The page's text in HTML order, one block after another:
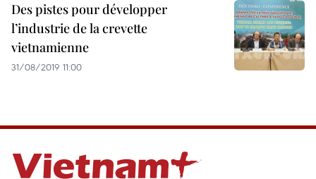
Des pistes pour développer
l’industrie de la crevette
vietnamienne
31/08/2019 11:00